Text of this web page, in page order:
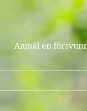
Anmäl en